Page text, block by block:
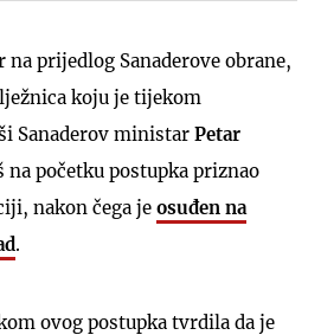
na prijedlog Sanaderove obrane,
koju je tijekom
Sanaderov ministar Petar
na početku postupka priznao
nakon čega je osuđen na
.
ovog postupka tvrdila da je